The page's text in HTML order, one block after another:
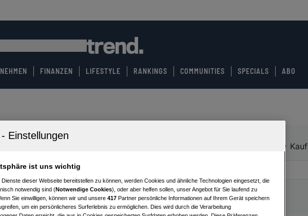
FINANZEN LIFESTYLE RANKINGS COMMUNITIES SPECIALS ABO
Kauf
ist uns wichtig
Dienste dieser Webseite bereitstellen zu können, werden Cookies und ähnliche Technologien eingesetzt, die
notwendig sind (Notwendige Cookies), oder aber helfen sollen, unser Angebot für Sie laufend zu
Sie einwilligen, können wir und unsere 417 Partner persönliche Informationen auf Ihrem Gerät speichern
um ein persönlicheres Surferlebnis zu ermöglichen. Dies wird durch die Verarbeitung